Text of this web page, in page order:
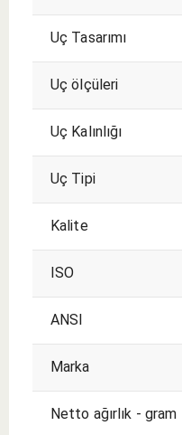
Uç Tasarımı
Uç ölçüleri
Uç Kalınlığı
Uç Tipi
Kalite
ISO
ANSI
Marka
Netto ağırlık - gram